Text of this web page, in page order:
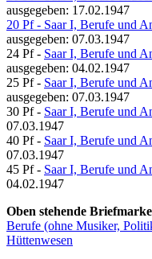
ausgegeben: 17.02.1947
20 Pf - Saar I, Berufe und
ausgegeben: 07.03.1947
24 Pf - Saar I, Berufe und
ausgegeben: 04.02.1947
25 Pf - Saar I, Berufe und
ausgegeben: 07.03.1947
30 Pf - Saar I, Berufe und
07.03.1947
40 Pf - Saar I, Berufe und
07.03.1947
45 Pf - Saar I, Berufe und
04.02.1947
Oben stehende
Berufe (ohne Musiker,
Hüttenwesen